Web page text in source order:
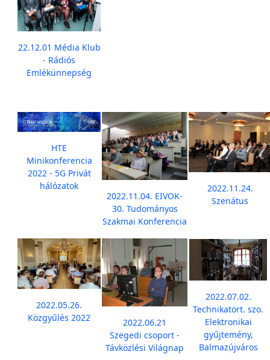
22.12.01 Média Klub
- Rádiós
Emlékünnepség
HTE
Minikonferencia
2022 - 5G Privát
hálózatok
2022.11.04. EIVOK-
30. Tudományos
Szakmai Konferencia
2022.11.24.
Szenátus
2022.05.26.
Közgyűlés 2022
2022.06.21
Szegedi csoport -
Távközlési Világnap
2022.07.02.
Technikatört. szo.
Elektronikai
gyűjtemény,
Balmazújváros